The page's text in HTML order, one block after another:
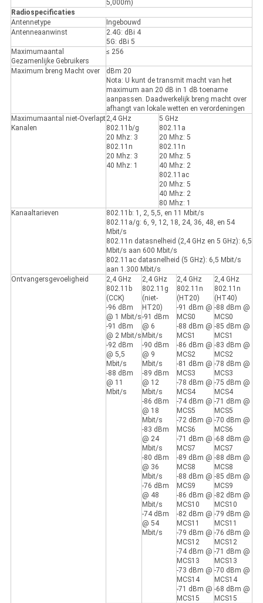
5,000m)
Radiospecificaties
Antennetype
Ingebouwd
Antenneaanwinst
2.4G: dBi 4
5G: dBi 5
Maximumaantal
Gezamenlijke Gebruikers
≤ 256
Maximum breng Macht over
dBm 20
Nota: U kunt de transmit macht van het
maximum aan 20 dB in 1 dB toename
aanpassen. Daadwerkelijk breng macht over
afhangt van lokale wetten en verordeningen
Maximumaantal niet-Overlapt
Kanalen
2,4 GHz
802.11b/g
20 Mhz: 3
802.11n
20 Mhz: 3
40 Mhz: 1
5 GHz
802.11a
20 Mhz: 5
802.11n
20 Mhz: 5
40 Mhz: 2
802.11ac
20 Mhz: 5
40 Mhz: 2
80 Mhz: 1
Kanaaltarieven
802.11b: 1, 2, 5,5, en 11 Mbit/s
802.11a/g: 6, 9, 12, 18, 24, 36, 48, en 54
Mbit/s
802.11n datasnelheid (2,4 GHz en 5 GHz): 6,5
Mbit/s aan 600 Mbit/s
802.11ac datasnelheid (5 GHz): 6,5 Mbit/s
aan 1.300 Mbit/s
Ontvangersgevoeligheid
2,4 GHz
802.11b
(CCK)
-96 dBm
@ 1 Mbit/s
-91 dBm
@ 2 Mbit/s
-92 dBm
@ 5,5
Mbit/s
-88 dBm
@ 11
Mbit/s
2,4 GHz
802.11g
(niet-
HT20)
-91 dBm
@ 6
Mbit/s
-90 dBm
@ 9
Mbit/s
-89 dBm
@ 12
Mbit/s
-86 dBm
@ 18
Mbit/s
-83 dBm
@ 24
Mbit/s
-80 dBm
@ 36
Mbit/s
-76 dBm
@ 48
Mbit/s
-74 dBm
@ 54
Mbit/s
2,4 GHz
802.11n
(HT20)
-91 dBm @
MCS0
-88 dBm @
MCS1
-86 dBm @
MCS2
-81 dBm @
MCS3
-78 dBm @
MCS4
-74 dBm @
MCS5
-72 dBm @
MCS6
-71 dBm @
MCS7
-89 dBm @
MCS8
-88 dBm @
MCS9
-86 dBm @
MCS10
-82 dBm @
MCS11
-79 dBm @
MCS12
-74 dBm @
MCS13
-73 dBm @
MCS14
-71 dBm @
MCS15
2,4 GHz
802.11n
(HT40)
-88 dBm @
MCS0
-85 dBm @
MCS1
-83 dBm @
MCS2
-78 dBm @
MCS3
-75 dBm @
MCS4
-71 dBm @
MCS5
-70 dBm @
MCS6
-68 dBm @
MCS7
-88 dBm @
MCS8
-85 dBm @
MCS9
-82 dBm @
MCS10
-79 dBm @
MCS11
-76 dBm @
MCS12
-71 dBm @
MCS13
-70 dBm @
MCS14
-68 dBm @
MCS15